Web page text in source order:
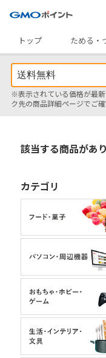
トップ
ためる・
※表示されている価格が最
ク先の商品詳細ページでご確
該当する商品があ
カテゴリ